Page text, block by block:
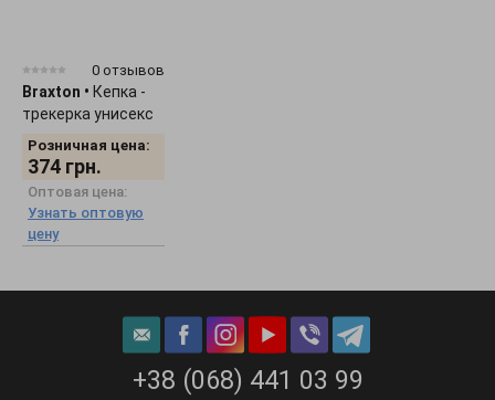
0 отзывов
Braxton • Кепка -
трекерка унисекс
Розничная цена:
374 грн.
Оптовая цена:
Узнать оптовую
цену
+38 (068) 441 03 99